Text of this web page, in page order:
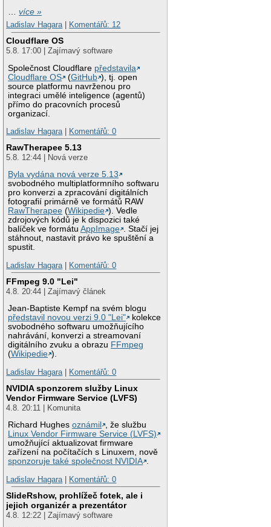
…více »
Ladislav Hagara| Komentářů: 12
Cloudflare OS
5.8. 17:00 | Zajímavý software
Společnost Cloudflare představila
Cloudflare OS
(GitHub ), tj. open
source platformu navrženou pro
integraci umělé inteligence (agentů)
přímo do pracovních procesů
organizací.
Ladislav Hagara| Komentářů: 0
RawTherapee 5.13
5.8. 12:44 | Nová verze
Byla vydána nová verze 5.13
svobodného multiplatformního softwaru
pro konverzi a zpracování digitálních
fotografií primárně ve formátů RAW
RawTherapee (Wikipedie ). Vedle
zdrojových kódů je k dispozici také
balíček ve formátuAppImage . Stačí jej
stáhnout, nastavit právo ke spuštění a
spustit.
Ladislav Hagara| Komentářů: 0
FFmpeg 9.0 "Lei"
4.8. 20:44 | Zajímavý článek
Jean-Baptiste Kempf na svém blogu
představil novou verzi 9.0 "Lei"
kolekce
svobodného softwaru umožňujícího
nahrávání, konverzi a streamovaní
digitálního zvuku a obrazu FFmpeg
(Wikipedie ).
Ladislav Hagara| Komentářů: 0
NVIDIA sponzorem služby Linux
Vendor Firmware Service (LVFS)
4.8. 20:11 | Komunita
Richard Hughesoznámil
, že službu
Linux Vendor Firmware Service (LVFS)
umožňující aktualizovat firmware
zařízení na počítačích s Linuxem, nově
sponzoruje také společnost NVIDIA .
Ladislav Hagara| Komentářů: 0
SlideRshow, prohlížeč fotek, ale i
jejich organizér a prezentátor
4.8. 12:22 | Zajímavý software